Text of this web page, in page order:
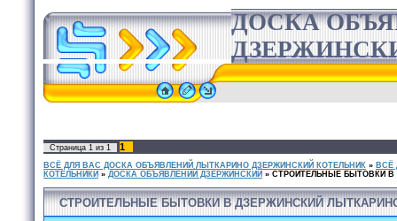
ДОСКА
Страница 1 из 1 1
ВСЁ ДЛЯ ВАС ДОСКА ОБЪЯВЛЕНИЙ ЛЫТКАРИНО ДЗЕРЖИНСКИЙ КОТЕЛЬНИК » ВСЁ
КОТЕЛЬНИКИ » ДОСКА ОБЪЯВЛЕНИЙ ДЗЕРЖИНСКИЙ » СТРОИТЕЛЬНЫЕ БЫТОВКИ
СТРОИТЕЛЬНЫЕ БЫТОВКИ В ДЗЕРЖИНСКИЙ